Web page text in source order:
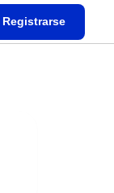
Registrarse